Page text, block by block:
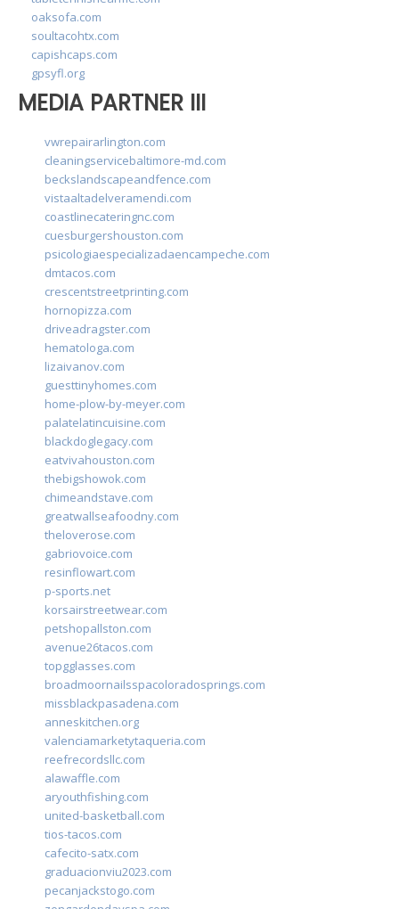
oaksofa.com
soultacohtx.com
capishcaps.com
gpsyfl.org
MEDIA PARTNER III
vwrepairarlington.com
cleaningservicebaltimore-md.com
beckslandscapeandfence.com
vistaaltadelveramendi.com
coastlinecateringnc.com
cuesburgershouston.com
psicologiaespecializadaencampeche.com
dmtacos.com
crescentstreetprinting.com
hornopizza.com
driveadragster.com
hematologa.com
lizaivanov.com
guesttinyhomes.com
home-plow-by-meyer.com
palatelatincuisine.com
blackdoglegacy.com
eatvivahouston.com
thebigshowok.com
chimeandstave.com
greatwallseafoodny.com
theloverose.com
gabriovoice.com
resinflowart.com
p-sports.net
korsairstreetwear.com
petshopallston.com
avenue26tacos.com
topgglasses.com
broadmoornailsspacoloradosprings.com
missblackpasadena.com
anneskitchen.org
valenciamarketytaqueria.com
reefrecordsllc.com
alawaffle.com
aryouthfishing.com
united-basketball.com
tios-tacos.com
cafecito-satx.com
graduacionviu2023.com
pecanjackstogo.com